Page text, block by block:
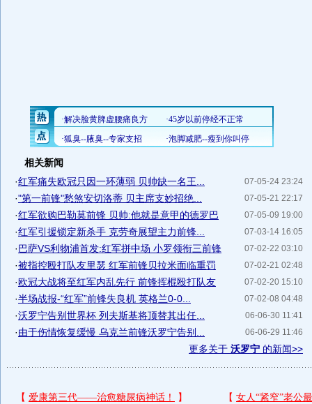
相关新闻
07-05-24 23:24
·红军痛失欧冠只因一环薄弱 贝帅缺一名王...
07-05-21 22:17
·"第一前锋"愁煞安切洛蒂 贝主席支妙招绝...
07-05-09 19:00
·红军欲购巴勒莫前锋 贝帅:他就是意甲的德罗巴
07-03-14 16:05
·红军引援锁定新杀手 克劳奇展望主力前锋...
07-02-22 03:10
·巴萨VS利物浦首发:红军拼中场 小罗领衔三前锋
07-02-21 02:48
·被指控殴打队友里瑟 红军前锋贝拉米面临重罚
07-02-20 15:10
·欧冠大战将至红军内乱先行 前锋挥棍殴打队友
07-02-08 04:48
·半场战报-“红军”前锋失良机 英格兰0-0...
06-06-30 11:41
·沃罗宁告别世界杯 列夫斯基将顶替其出任...
06-06-29 11:46
·由于伤情恢复缓慢 乌克兰前锋沃罗宁告别...
更多关于 沃罗宁 的新闻>>